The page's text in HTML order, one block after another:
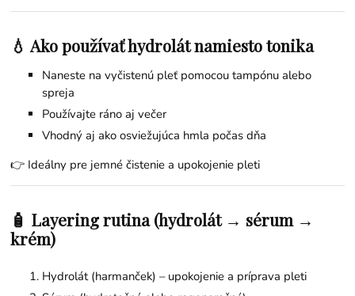
💧 Ako používať hydrolát namiesto tonika
Naneste na vyčistenú pleť pomocou tampónu alebo
spreja
Používajte ráno aj večer
Vhodný aj ako osviežujúca hmla počas dňa
👉 Ideálny pre jemné čistenie a upokojenie pleti
🧴 Layering rutina (hydrolát → sérum →
krém)
Hydrolát (harmanček) – upokojenie a príprava pleti